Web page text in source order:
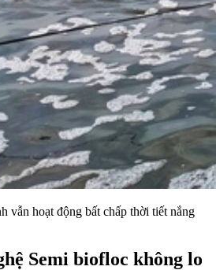
vẫn hoạt động bất chấp thời tiết nắng
Semi biofloc không lo